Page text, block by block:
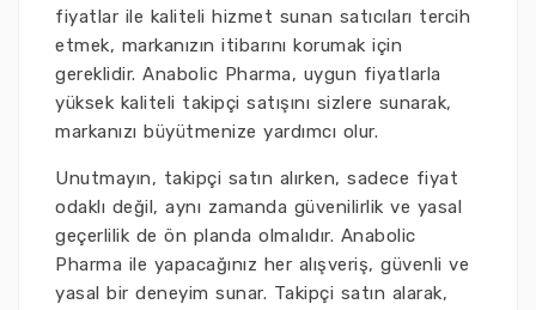
fiyatlar ile kaliteli hizmet sunan satıcıları tercih
etmek, markanızın itibarını korumak için
gereklidir. Anabolic Pharma, uygun fiyatlarla
yüksek kaliteli takipçi satışını sizlere sunarak,
markanızı büyütmenize yardımcı olur.
Unutmayın, takipçi satın alırken, sadece fiyat
odaklı değil, aynı zamanda güvenilirlik ve yasal
geçerlilik de ön planda olmalıdır. Anabolic
Pharma ile yapacağınız her alışveriş, güvenli ve
yasal bir deneyim sunar. Takipçi satın alarak,